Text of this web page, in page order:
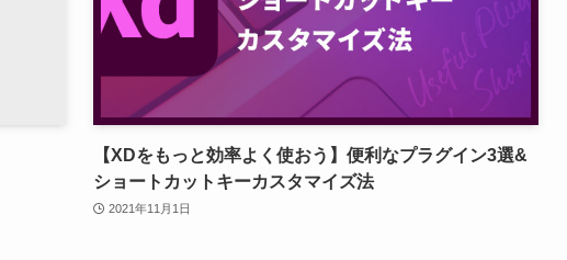
【XDをもっと効率よく使おう】便利なプラグイン3選&
ショートカットキーカスタマイズ法
2021年11月1日